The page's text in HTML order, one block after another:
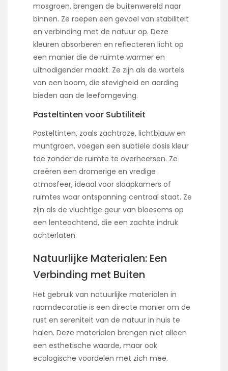
mosgroen, brengen de buitenwereld naar
binnen. Ze roepen een gevoel van stabiliteit
en verbinding met de natuur op. Deze
kleuren absorberen en reflecteren licht op
een manier die de ruimte warmer en
uitnodigender maakt. Ze zijn als de wortels
van een boom, die stevigheid en aarding
bieden aan de leefomgeving.
Pasteltinten voor Subtiliteit
Pasteltinten, zoals zachtroze, lichtblauw en
muntgroen, voegen een subtiele dosis kleur
toe zonder de ruimte te overheersen. Ze
creëren een dromerige en vredige
atmosfeer, ideaal voor slaapkamers of
ruimtes waar ontspanning centraal staat. Ze
zijn als de vluchtige geur van bloesems op
een lenteochtend, die een zachte indruk
achterlaten.
Natuurlijke Materialen: Een
Verbinding met Buiten
Het gebruik van natuurlijke materialen in
raamdecoratie is een directe manier om de
rust en sereniteit van de natuur in huis te
halen. Deze materialen brengen niet alleen
een esthetische waarde, maar ook
ecologische voordelen met zich mee.